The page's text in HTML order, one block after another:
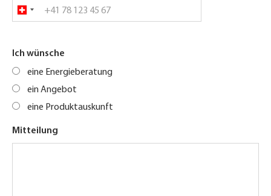
Ich wünsche
eine Energieberatung
ein Angebot
eine Produktauskunft
Mitteilung